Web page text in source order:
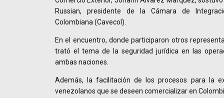
Russian, presidente de la Cámara de
Colombiana (Cavecol).
En el encuentro, donde participaron otros
trató el tema de la seguridad jurídica en las
ambas naciones.
Además, la facilitación de los procesos para la
venezolanos que se deseen comercializar en